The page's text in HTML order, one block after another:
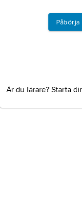
Är du lärare? Starta